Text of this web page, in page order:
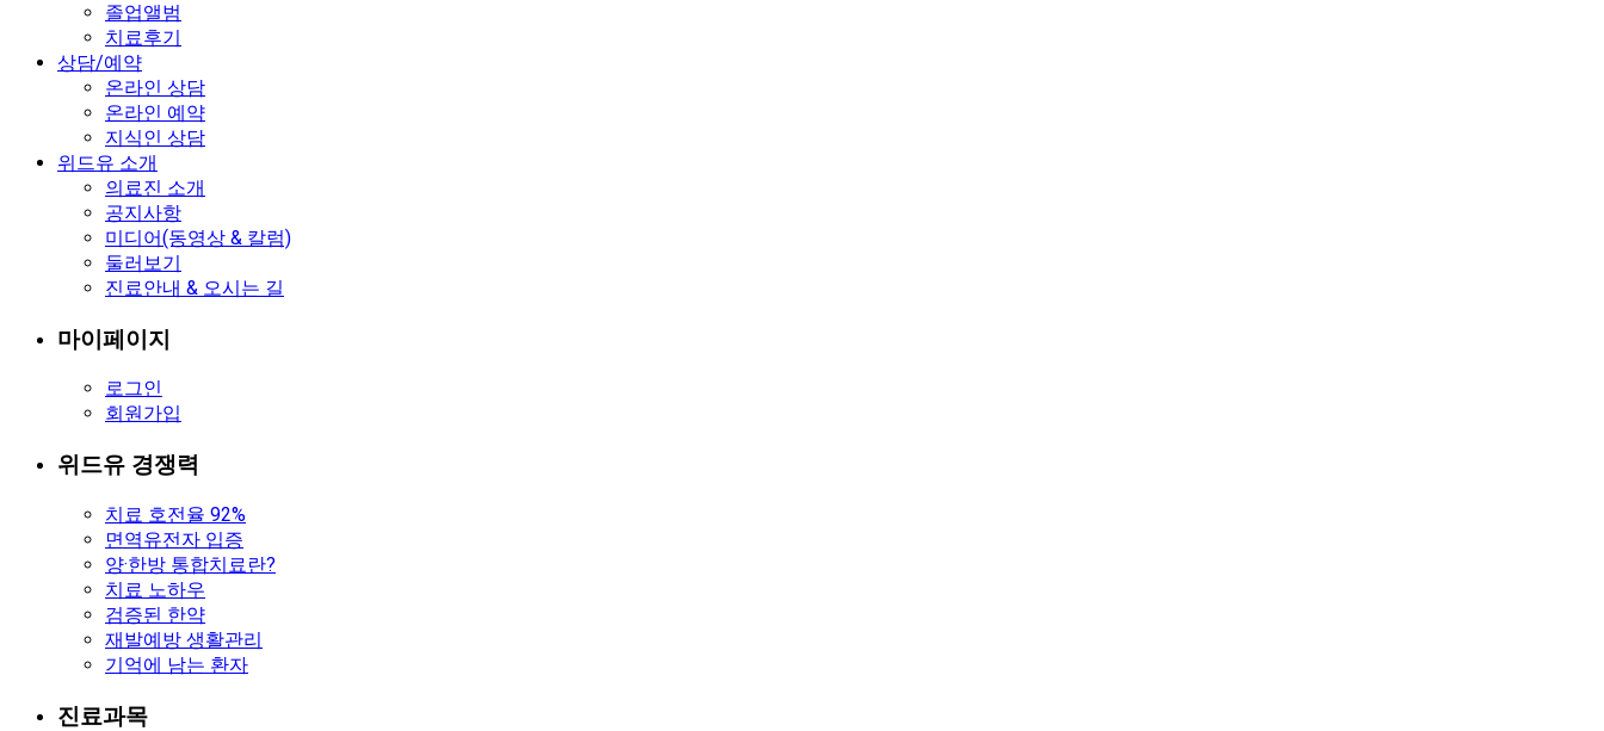
졸업앨범
치료후기
상담/예약
온라인 상담
온라인 예약
지식인 상담
위드유 소개
의료진 소개
공지사항
미디어(동영상 & 칼럼)
둘러보기
진료안내 & 오시는 길
마이페이지
로그인
회원가입
위드유 경쟁력
치료 호전율 92%
면역유전자 입증
양·한방 통합치료란?
치료 노하우
검증된 한약
재발예방 생활관리
기억에 남는 환자
진료과목